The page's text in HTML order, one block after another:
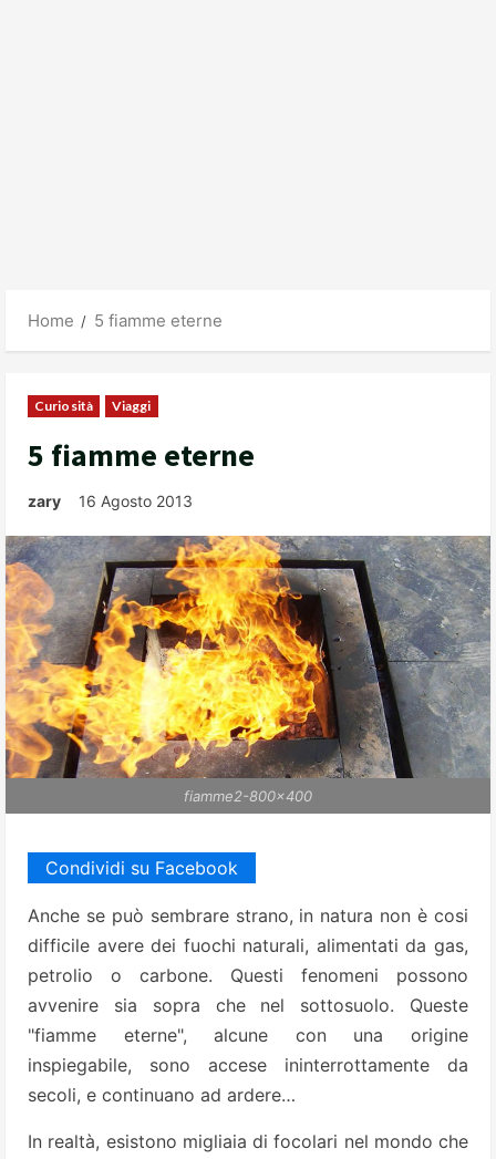
Home 5 fiamme eterne
Curiosità Viaggi
5 fiamme eterne
zary 16 Agosto 2013
fiamme2-800x400
Condividi su Facebook
Anche se può sembrare strano, in natura non è cosi
difficile avere dei fuochi naturali, alimentati da gas,
petrolio o carbone. Questi fenomeni possono
avvenire sia sopra che nel sottosuolo. Queste
"fiamme eterne", alcune con una origine
inspiegabile, sono accese ininterrottamente da
secoli, e continuano ad ardere…
In realtà, esistono migliaia di focolari nel mondo che